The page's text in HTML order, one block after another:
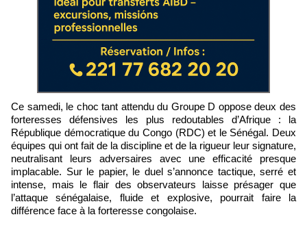
Ce samedi, le choc tant attendu du Groupe D oppose deux des
forteresses défensives les plus redoutables d’Afrique : la
République démocratique du Congo (RDC) et le Sénégal. Deux
équipes qui ont fait de la discipline et de la rigueur leur signature,
neutralisant leurs adversaires avec une efficacité presque
implacable. Sur le papier, le duel s’annonce tactique, serré et
intense, mais le flair des observateurs laisse présager que
l’attaque sénégalaise, fluide et explosive, pourrait faire la
différence face à la forteresse congolaise.